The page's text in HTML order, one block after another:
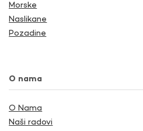
Morske
Naslikane
Pozadine
O nama
O Nama
Naši radovi